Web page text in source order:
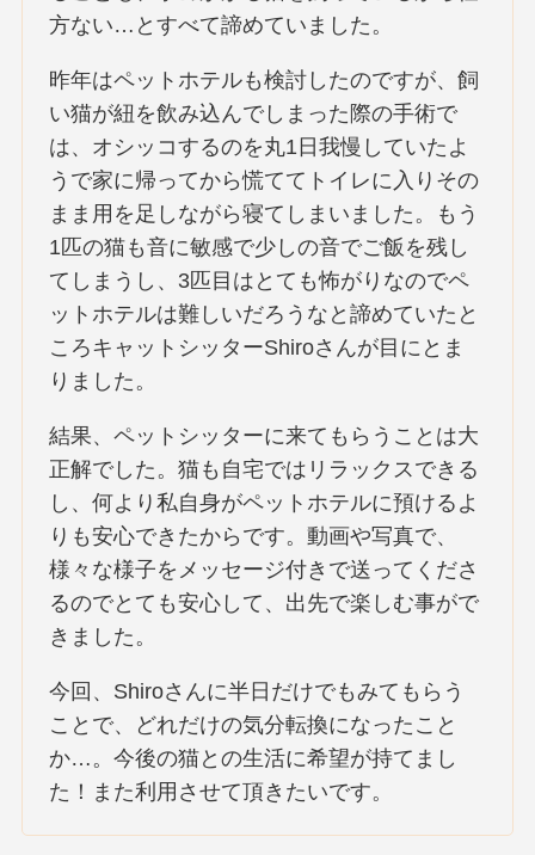
方ない…とすべて諦めていました。
昨年はペットホテルも検討したのですが、飼
い猫が紐を飲み込んでしまった際の手術で
は、オシッコするのを丸1日我慢していたよ
うで家に帰ってから慌ててトイレに入りその
まま用を足しながら寝てしまいました。もう
1匹の猫も音に敏感で少しの音でご飯を残し
てしまうし、3匹目はとても怖がりなのでペ
ットホテルは難しいだろうなと諦めていたと
ころキャットシッターShiroさんが目にとま
りました。
結果、ペットシッターに来てもらうことは大
正解でした。猫も自宅ではリラックスできる
し、何より私自身がペットホテルに預けるよ
りも安心できたからです。動画や写真で、
様々な様子をメッセージ付きで送ってくださ
るのでとても安心して、出先で楽しむ事がで
きました。
今回、Shiroさんに半日だけでもみてもらう
ことで、どれだけの気分転換になったこと
か…。今後の猫との生活に希望が持てまし
た！また利用させて頂きたいです。